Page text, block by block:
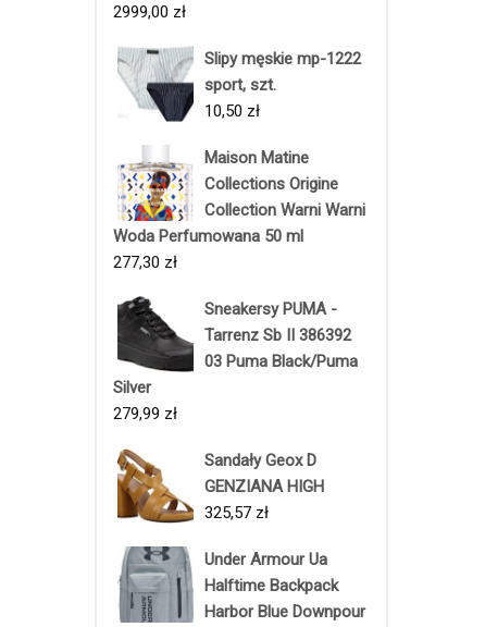
2999,00 zł
Slipy męskie mp-1222
sport, szt.
10,50 zł
Maison Matine
Collections Origine
Collection Warni Warni
Woda Perfumowana 50 ml
277,30 zł
Sneakersy PUMA -
Tarrenz Sb II 386392
03 Puma Black/Puma
Silver
279,99 zł
Sandały Geox D
GENZIANA HIGH
325,57 zł
Under Armour Ua
Halftime Backpack
Harbor Blue Downpour